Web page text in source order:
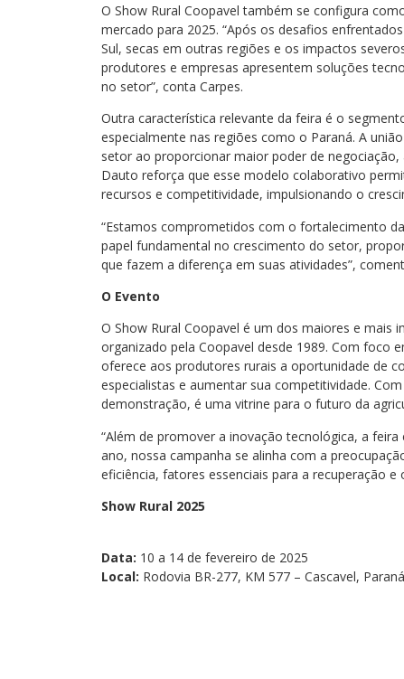
O Show Rural Coopavel também se configura
mercado para 2025. “Após os desafios
Sul, secas em outras regiões e os impactos
produtores e empresas apresentem soluções
no setor”, conta Carpes.
Outra característica relevante da feira é o
especialmente nas regiões como o Paraná. A
setor ao proporcionar maior poder de
Dauto reforça que esse modelo colaborativo
recursos e competitividade, impulsionando o
“Estamos comprometidos com o fortalecimento
papel fundamental no crescimento do setor,
que fazem a diferença em suas atividades”,
O Evento
O Show Rural Coopavel é um dos maiores e
organizado pela Coopavel desde 1989. Com foco
oferece aos produtores rurais a oportunidade de
especialistas e aumentar sua competitividade.
demonstração, é uma vitrine para o futuro da
“Além de promover a inovação tecnológica, a
ano, nossa campanha se alinha com a
eficiência, fatores essenciais para a recuperação
Show Rural 2025
Data: 10 a 14 de fevereiro de 2025
Local: Rodovia BR-277, KM 577 – Cascavel, Paraná